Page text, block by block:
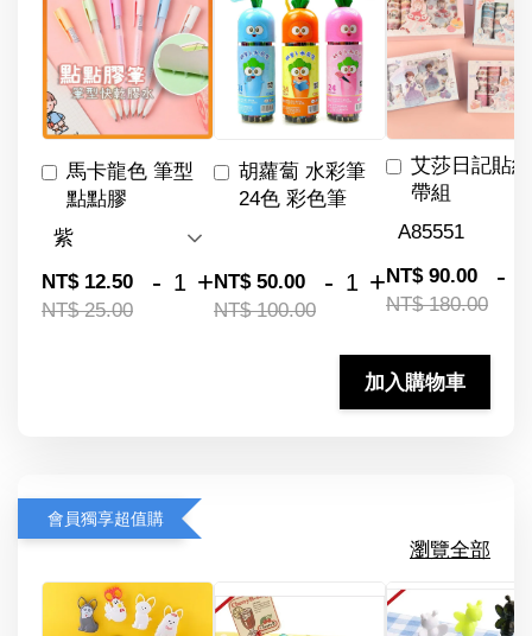
馬卡龍色 筆型
點點膠
NT$ 12.50
NT$ 25.00
- +
胡蘿蔔 水彩筆
24色 彩色筆
NT$ 50.00
NT$ 100.00
- +
艾莎日記貼
帶組
NT$ 90.00
NT$ 180.00
-
加入購物車
會員獨享超值購
瀏覽全部